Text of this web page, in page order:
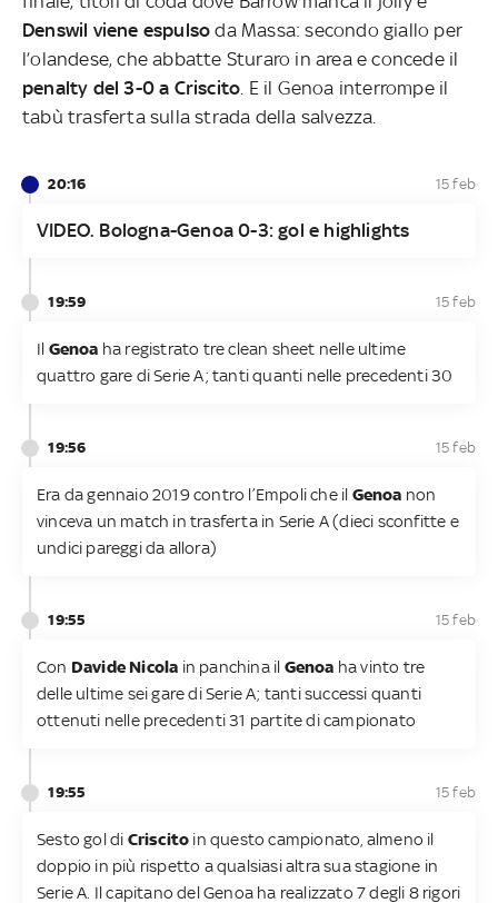
Denswil viene espulso da Massa: secondo giallo per
l’olandese, che abbatte Sturaro in area e concede il
penalty del 3-0 a Criscito . E il Genoa interrompe il
tabù trasferta sulla strada della salvezza.
20:16 15 feb
VIDEO. Bologna-Genoa 0-3: gol e highlights
19:59 15 feb
Il Genoa ha registrato tre clean sheet nelle ultime
quattro gare di Serie A; tanti quanti nelle precedenti 30
19:56 15 feb
Era da gennaio 2019 contro l’Empoli che il Genoa non
vinceva un match in trasferta in Serie A (dieci sconfitte e
undici pareggi da allora)
19:55 15 feb
Con Davide Nicola in panchina il Genoa ha vinto tre
delle ultime sei gare di Serie A; tanti successi quanti
ottenuti nelle precedenti 31 partite di campionato
19:55 15 feb
Sesto gol di Criscito in questo campionato, almeno il
doppio in più rispetto a qualsiasi altra sua stagione in
Serie A. Il capitano del Genoa ha realizzato 7 degli 8 rigori